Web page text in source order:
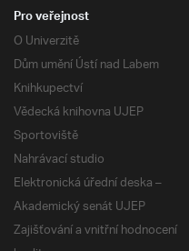
Pro veřejnost
O Univerzitě
Dům umění Ústí nad Labem
Knihkupectví
Vědecká knihovna UJEP
Sportoviště
Nahrávací studio
Elektronická úřední deska –
Akademický senát UJEP
Zajišťování a vnitřní hodnocení